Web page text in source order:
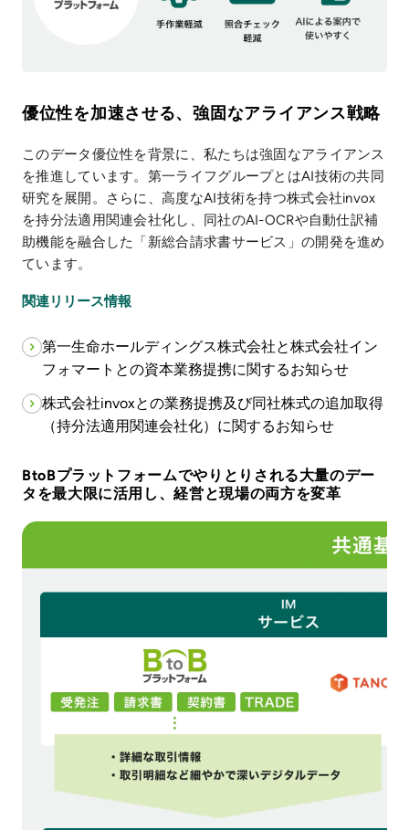
優位性を加速させる、強固なアライアンス戦略
このデータ優位性を背景に、私たちは強固なアライアンス
を推進しています。第一ライフグループとはAI技術の共同
研究を展開。さらに、高度なAI技術を持つ株式会社invox
を持分法適用関連会社化し、同社のAI-OCRや自動仕訳補
助機能を融合した「新総合請求書サービス」の開発を進め
ています。
関連リリース情報
第一生命ホールディングス株式会社と株式会社イン
フォマートとの資本業務提携に関するお知らせ
株式会社invoxとの業務提携及び同社株式の追加取得
（持分法適用関連会社化）に関するお知らせ
BtoBプラットフォームでやりとりされる大量のデー
タを最大限に活用し、経営と現場の両方を変革